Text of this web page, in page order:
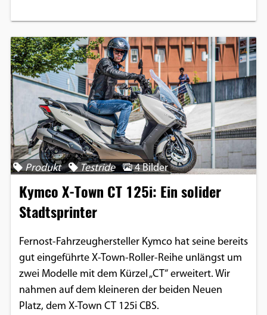
Produkt Testride 4 Bilder
Kymco X-Town CT 125i: Ein solider
Stadtsprinter
Fernost-Fahrzeughersteller Kymco hat seine bereits
gut eingeführte X-Town-Roller-Reihe unlängst um
zwei Modelle mit dem Kürzel „CT“ erweitert. Wir
nahmen auf dem kleineren der beiden Neuen
Platz, dem X-Town CT 125i CBS.